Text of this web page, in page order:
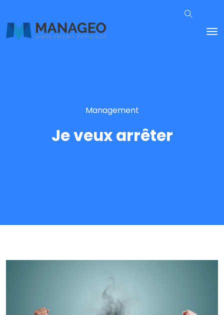
Management
Je veux arrêter